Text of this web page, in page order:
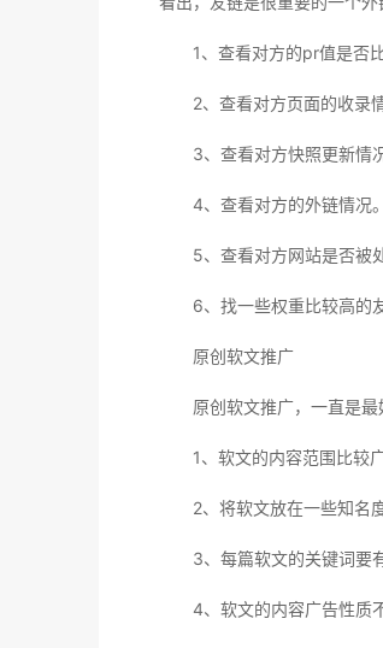
1、查看对方的pr值是否比
2、查看对方页面的收录情
3、查看对方快照更新情况
4、查看对方的外链情况。
5、查看对方网站是否被处
6、找一些权重比较高的友
原创软文推广
原创软文推广，一直是最
1、软文的内容范围比较广
2、将软文放在一些知名度
3、每篇软文的关键词要有
4、软文的内容广告性质不